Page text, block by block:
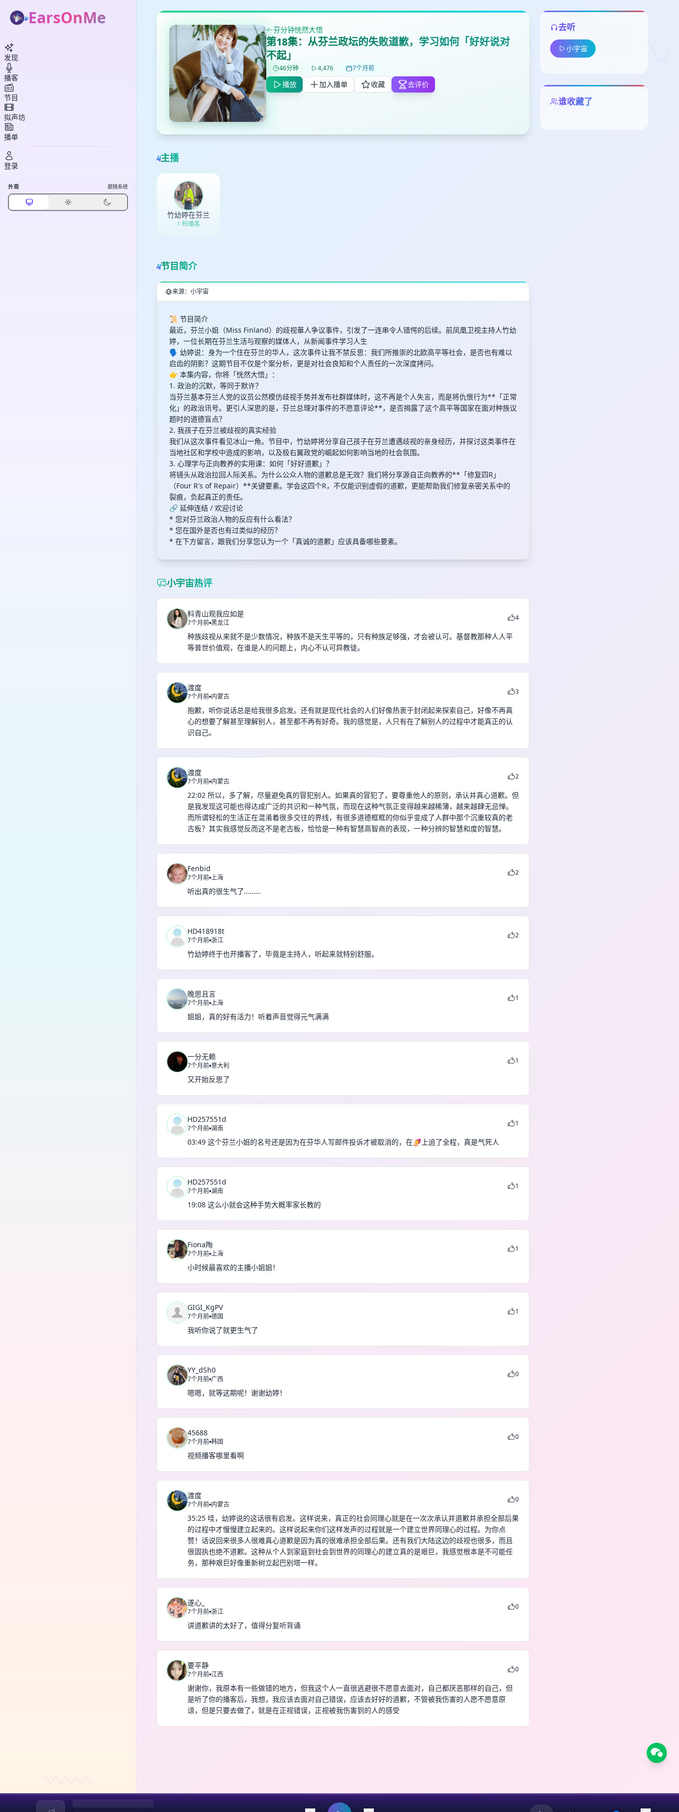
芬分钟恍然大悟
第18集：从芬兰政坛的失败道歉，学习如何「好好说对
不起」
46分钟 4,476 7个月前
播放 加入播单 收藏 去评价
主播
竹幼婷在芬兰
1 档播客
节目简介
来源：小宇宙
📜 节目简介
最近，芬兰小姐（Miss Finland）的歧视華人争议事件，引发了一连串令人错愕的后续。前凤凰卫视主持人竹幼
婷，一位长期在芬兰生活与观察的媒体人，从新闻事件学习人生
🗣️ 幼婷说：身为一个住在芬兰的华人，这次事件让我不禁反思：我们所推崇的北欧高平等社会，是否也有难以
启齿的阴影？这期节目不仅是个案分析，更是对社会良知和个人责任的一次深度拷问。
👉 本集内容，你将「恍然大悟」：
1. 政治的沉默，等同于默许？
当芬兰基本芬兰人党的议员公然模仿歧视手势并发布社群媒体时，这不再是个人失言，而是将仇恨行为**「正常
化」的政治讯号。更引人深思的是，芬兰总理对事件的不愿意评论**，是否揭露了这个高平等国家在面对种族议
题时的道德盲点？
2. 我孩子在芬兰被歧视的真实经验
我们从这次事件看见冰山一角。节目中，竹幼婷将分享自己孩子在芬兰遭遇歧视的亲身经历，并探讨这类事件在
当地社区和学校中造成的影响，以及极右翼政党的崛起如何影响当地的社会氛围。
3. 心理学与正向教养的实用课：如何「好好道歉」？
将镜头从政治拉回人际关系。为什么公众人物的道歉总是无效？我们将分享源自正向教养的**「修复四R」
（Four R's of Repair）**关键要素。学会这四个R，不仅能识别虚假的道歉，更能帮助我们修复亲密关系中的
裂痕，负起真正的责任。
🔗 延伸连结 / 欢迎讨论
* 您对芬兰政治人物的反应有什么看法？
* 您在国外是否也有过类似的经历？
* 在下方留言，跟我们分享您认为一个「真诚的道歉」应该具备哪些要素。
小宇宙热评
料青山观我应如是
7个月前 黑龙江
4
种族歧视从来就不是少数情况，种族不是天生平等的，只有种族足够强，才会被认可。基督教那种人人平
等普世价值观，在谁是人的问题上，内心不认可异教徒。
渡度
7个月前 内蒙古
3
抱歉，听你说话总是给我很多启发。还有就是现代社会的人们好像热衷于封闭起来探索自己，好像不再真
心的想要了解甚至理解别人，甚至都不再有好奇。我的感觉是，人只有在了解别人的过程中才能真正的认
识自己。
渡度
7个月前 内蒙古
2
22:02 所以，多了解，尽量避免真的冒犯别人。如果真的冒犯了，要尊重他人的原则，承认并真心道歉。但
是我发现这可能也得达成广泛的共识和一种气氛，而现在这种气氛正变得越来越稀薄，越来越肆无忌惮。
而所谓轻松的生活正在混淆着很多交往的界线，有很多道德框框的你似乎变成了人群中那个沉重较真的老
古板？其实我感觉反而这不是老古板，恰恰是一种有智慧高智商的表现，一种分辨的智慧和度的智慧。
Fenbid
7个月前 上海
2
听出真的很生气了………
HD418918t
7个月前 浙江
2
竹幼婷终于也开播客了，毕竟是主持人，听起来就特别舒服。
晚思且言
7个月前 上海
1
姐姐，真的好有活力！听着声音觉得元气满满
一分无赖
7个月前 意大利
1
又开始反思了
HD257551d
7个月前 湖南
1
03:49 这个芬兰小姐的名号还是因为在芬华人写邮件投诉才被取消的，在🍠上追了全程，真是气死人
HD257551d
7个月前 湖南
1
19:08 这么小就会这种手势大概率家长教的
Fiona陶
7个月前 上海
1
小时候最喜欢的主播小姐姐！
GIGI_KgPV
7个月前 德国
1
我听你说了就更生气了
YY_dSh0
7个月前 广西
0
嗯嗯，就等这期呢！谢谢幼婷！
45688
7个月前 韩国
0
视频播客哪里看啊
渡度
7个月前 内蒙古
0
35:25 哇，幼婷说的这话很有启发。这样说来，真正的社会同理心就是在一次次承认并道歉并承担全部后果
的过程中才慢慢建立起来的。这样说起来你们这样发声的过程就是一个建立世界同理心的过程。为你点
赞！话说回来很多人很难真心道歉是因为真的很难承担全部后果。还有我们大陆这边的歧视也很多，而且
很固执也绝不道歉。这种从个人到家庭到社会到世界的同理心的建立真的是艰巨，我感觉根本是不可能任
务，那种艰巨好像重新树立起巴别塔一样。
遂心_
7个月前 浙江
0
讲道歉讲的太好了，值得分复听背诵
要平静
7个月前 江西
0
谢谢你，我原本有一些做错的地方，但我这个人一直很逃避很不愿意去面对，自己都厌恶那样的自己，但
是听了你的播客后，我想，我应该去面对自己错误，应该去好好的道歉，不管被我伤害的人愿不愿意原
谅，但是只要去做了，就是在正视错误，正视被我伤害到的人的感受
去听
小宇宙
谁收藏了
打分
鼠标下留人
删除确认
EarsOnMe
发现
播客
节目
拟声坊
播单
登录
外观 跟随系统
加入播单